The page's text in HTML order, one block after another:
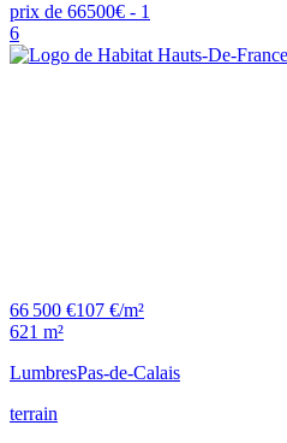
6
66 500 €107 €/m²
621 m²
LumbresPas-de-Calais
terrain